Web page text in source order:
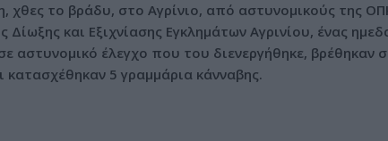
το βράδυ, στο Αγρίνιο, από αστυνομικούς της
Δίωξης και Εξιχνίασης Εγκλημάτων Αγρινίου, ένας
αστυνομικό έλεγχο που του διενεργήθηκε, βρέθηκαν
κατασχέθηκαν 5 γραμμάρια κάνναβης.